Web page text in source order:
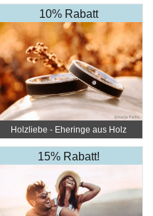
10% Rabatt
Holzliebe - Eheringe aus Holz
15% Rabatt!